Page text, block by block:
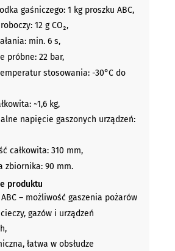
gaśniczego: 1 kg proszku ABC,
12 g CO₂,
min. 6 s,
próbne: 22 bar,
stosowania: -30°C do
~1,6 kg,
napięcie gaszonych urządzeń:
całkowita: 310 mm,
zbiornika: 90 mm.
produktu
– możliwość gaszenia pożarów
gazów i urządzeń
łatwa w obsłudze